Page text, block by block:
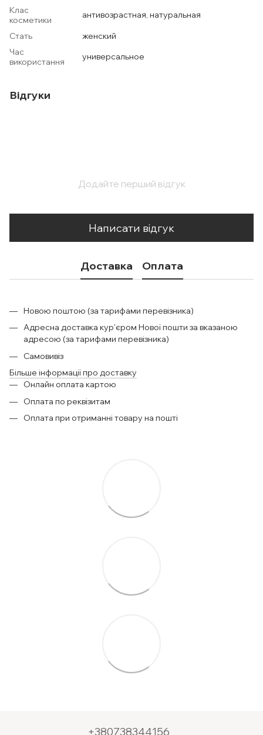
Клас
косметики
антивозрастная, натуральная
Стать
женский
Час
використання
универсальное
Відгуки
Додайте перший відгук
Написати відгук
Доставка Оплата
Новою поштою (за тарифами перевізника)
Адресна доставка кур'єром Нової пошти за вказаною
адресою (за тарифами перевізника)
Самовивіз
Більше інформації про доставку
Онлайн оплата картою
Оплата по реквізитам
Оплата при отриманні товару на пошті
+380738344156